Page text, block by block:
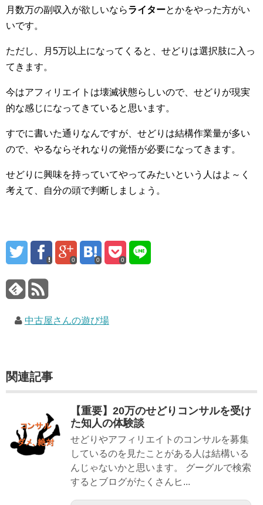
月数万の副収入が欲しいならライターとかをやった方がい
いです。
ただし、月5万以上になってくると、せどりは選択肢に入っ
てきます。
今はアフィリエイトは壊滅状態らしいので、せどりが現実
的な感じになってきていると思います。
すでに書いた通りなんですが、せどりは結構作業量が多い
ので、やるならそれなりの覚悟が必要になってきます。
せどりに興味を持っていてやってみたいという人はよ～く
考えて、自分の頭で判断しましょう。
0 0 0
中古屋さんの遊び場
関連記事
【重要】20万のせどりコンサルを受け
た知人の体験談
せどりやアフィリエイトのコンサルを募集
しているのを見たことがある人は結構いる
んじゃないかと思います。 グーグルで検索
するとブログがたくさんヒ...